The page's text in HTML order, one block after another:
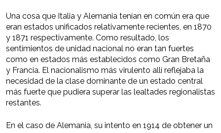
Una cosa que Italia y Alemania tenían en común era que
eran estados unificados relativamente recientes, en 1870
y 1871 respectivamente. Como resultado, los
sentimientos de unidad nacional no eran tan fuertes
como en estados más establecidos como Gran Bretaña
y Francia. El nacionalismo más virulento allí reflejaba la
necesidad de la clase dominante de un estado central
más fuerte que pudiera superar las lealtades regionalistas
restantes.
En el caso de Alemania, su intento en 1914 de obtener un